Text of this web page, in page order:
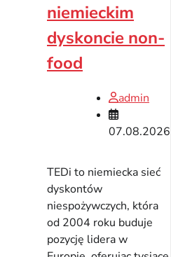
niemieckim
dyskoncie non-
food
admin
07.08.2026
TEDi to niemiecka sieć
dyskontów
niespożywczych, która
od 2004 roku buduje
pozycję lidera w